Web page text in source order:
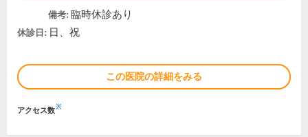
備考: 臨時休診あり
休診日: 日、祝
この医院の詳細をみる
アクセス数※